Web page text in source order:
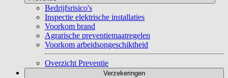
Bedrijfsrisico's
Inspectie elektrische installaties
Voorkom brand
Agrarische preventiemaatregelen
Voorkom arbeidsongeschiktheid
Overzicht Preventie
Verzekeringen